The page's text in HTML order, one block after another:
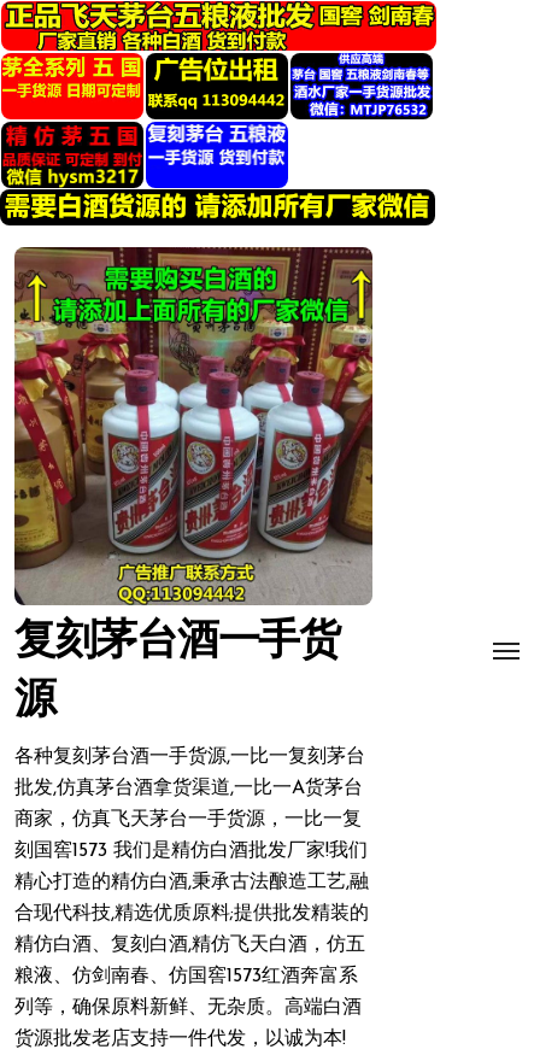
转
到
内
容
复刻茅台酒一手货
源
各种复刻茅台酒一手货源,一比一复刻茅台
批发,仿真茅台酒拿货渠道,一比一A货茅台
商家，仿真飞天茅台一手货源，一比一复
刻国窖1573 我们是精仿白酒批发厂家!我们
精心打造的精仿白酒,秉承古法酿造工艺,融
合现代科技,精选优质原料;提供批发精装的
精仿白酒、复刻白酒,精仿飞天白酒，仿五
粮液、仿剑南春、仿国窖1573红酒奔富系
列等，确保原料新鲜、无杂质。高端白酒
货源批发老店支持一件代发，以诚为本!